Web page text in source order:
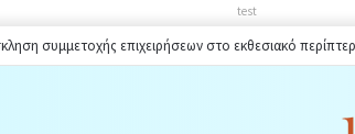
test
συμμετοχής επιχειρήσεων στο εκθεσιακό